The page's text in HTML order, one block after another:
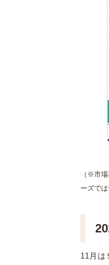
（※市
ーズで
11月は